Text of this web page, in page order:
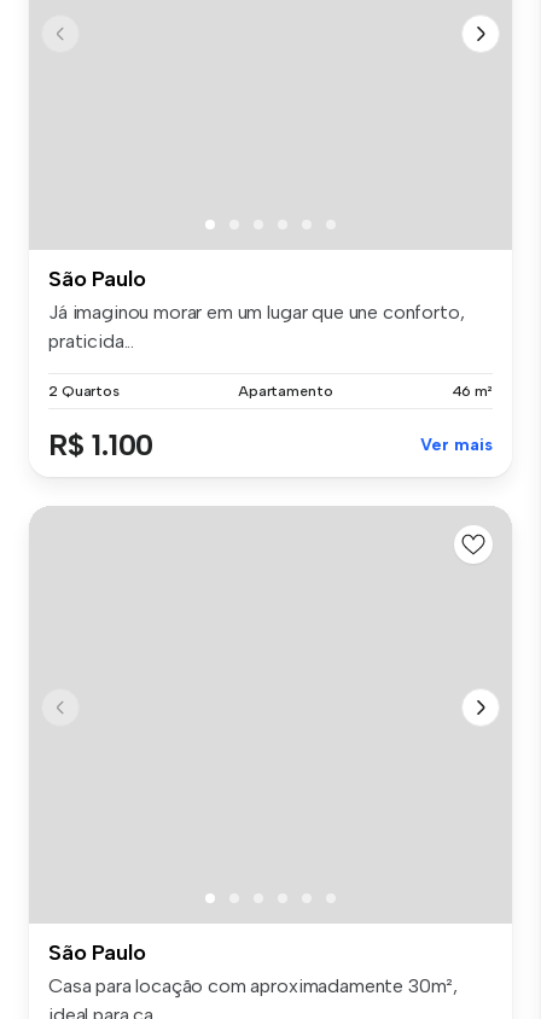
São Paulo
Já imaginou morar em um lugar que une conforto,
praticida...
2 Quartos Apartamento 46 m²
R$ 1.100 Ver mais
São Paulo
Casa para locação com aproximadamente 30m²,
ideal para ca...